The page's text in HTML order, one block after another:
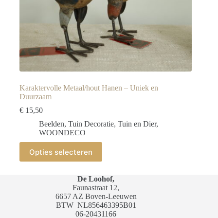
Karaktervolle Metaal/hout Hanen – Uniek en
Duurzaam
€ 15,50
Beelden, Tuin Decoratie, Tuin en Dier,
WOONDECO
Opties selecteren
Dit
product
heeft
De Loohof,
Faunastraat 12,
6657 AZ Boven-Leeuwen
BTW NL856463395B01
06-20431166